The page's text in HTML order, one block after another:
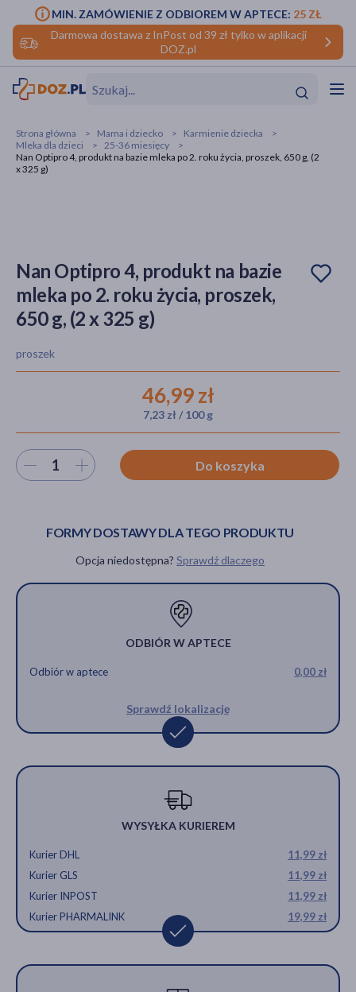
Darmowa dostawa z InPost od 39 zł tylko w aplikacji
DOZ.pl
MIN. ZAMÓWIENIE Z ODBIOREM W APTECE: 25 ZŁ
Strona główna Mama i dziecko
Karmienie dziecka
Mleka dla dzieci
25-36 miesięcy
Nan Optipro 4, produkt na bazie mleka po 2. roku życia, proszek, 650 g, (2
x 325 g)
Nan Optipro 4, produkt na bazie
mleka po 2. roku życia, proszek,
650 g, (2 x 325 g)
proszek
46,99 zł
7,23 zł / 100 g
Wybierz ilość Do koszyka
FORMY DOSTAWY DLA TEGO PRODUKTU
Opcja niedostępna? Sprawdź dlaczego
ODBIÓR W APTECE
Odbiór w aptece 0,00 zł
Sprawdź lokalizację
WYSYŁKA KURIEREM
Kurier DHL
11,99 zł
Kurier GLS
11,99 zł
Kurier INPOST
11,99 zł
Kurier PHARMALINK
19,99 zł